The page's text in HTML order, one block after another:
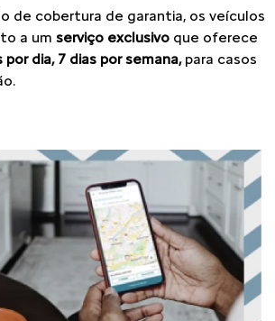
de cobertura de garantia, os veículos
a um serviço exclusivo que oferece
dia, 7 dias por semana,para casos